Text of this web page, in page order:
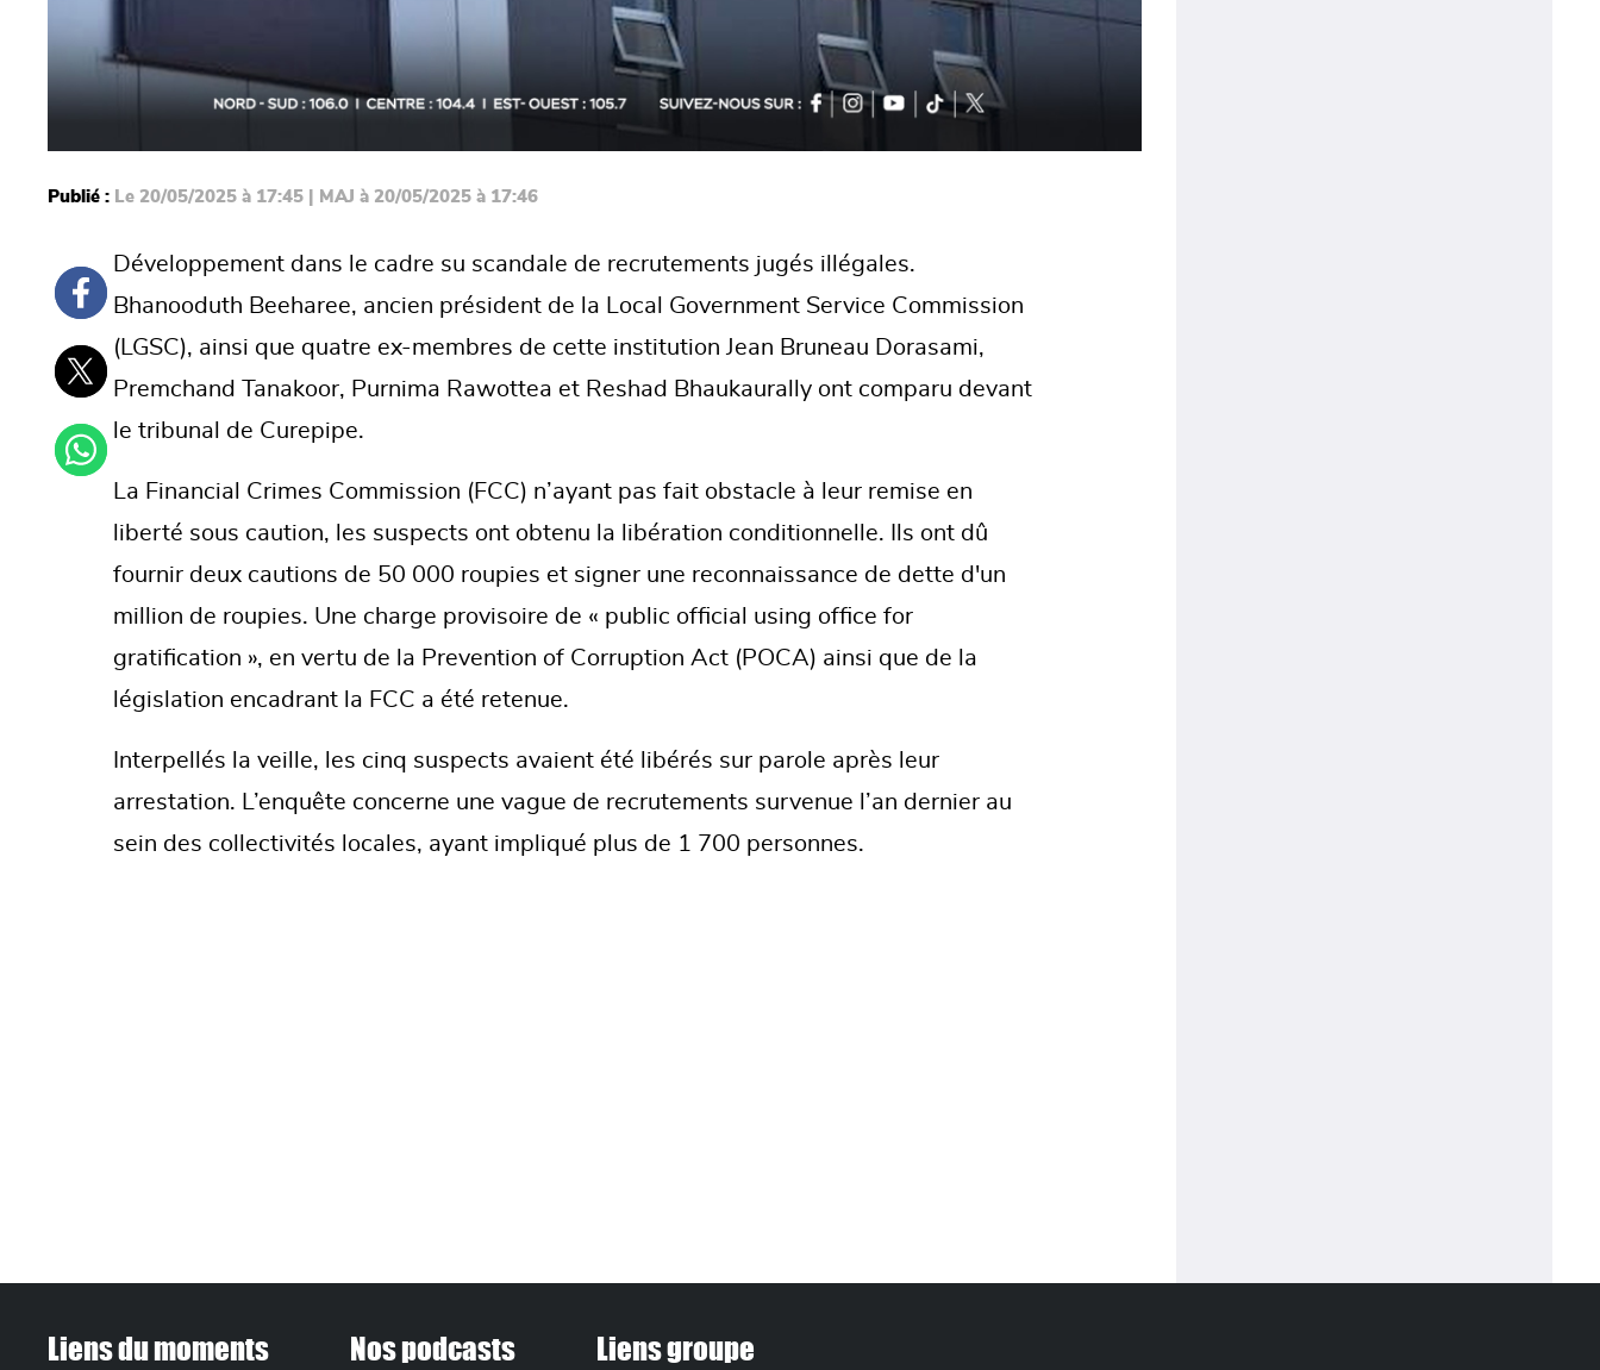
Publié : Le 20/05/2025 à 17:45 | MAJ à 20/05/2025 à 17:46
Développement dans le cadre su scandale de recrutements jugés illégales.
Bhanooduth Beeharee, ancien président de la Local Government Service Commission
(LGSC), ainsi que quatre ex-membres de cette institution Jean Bruneau Dorasami,
Premchand Tanakoor, Purnima Rawottea et Reshad Bhaukaurally ont comparu devant
le tribunal de Curepipe.
La Financial Crimes Commission (FCC) n’ayant pas fait obstacle à leur remise en
liberté sous caution, les suspects ont obtenu la libération conditionnelle. Ils ont dû
fournir deux cautions de 50 000 roupies et signer une reconnaissance de dette d'un
million de roupies. Une charge provisoire de « public official using office for
gratification », en vertu de la Prevention of Corruption Act (POCA) ainsi que de la
législation encadrant la FCC a été retenue.
Interpellés la veille, les cinq suspects avaient été libérés sur parole après leur
arrestation. L’enquête concerne une vague de recrutements survenue l’an dernier au
sein des collectivités locales, ayant impliqué plus de 1 700 personnes.
Liens du moments Nos podcasts Liens groupe